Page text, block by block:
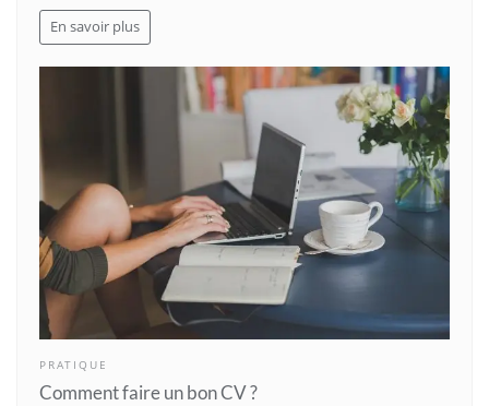
En savoir plus
PRATIQUE
Comment faire un bon CV ?